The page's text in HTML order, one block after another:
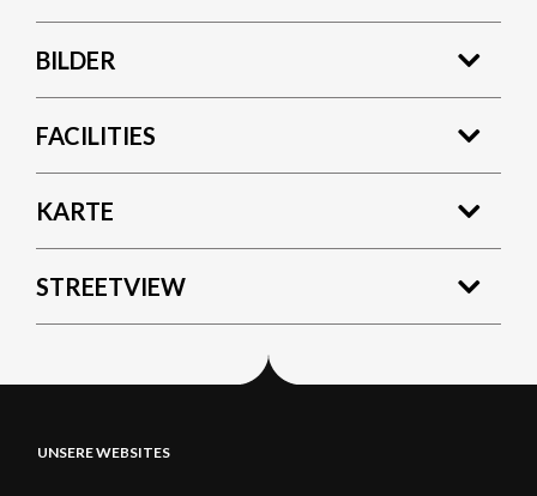
BILDER
FACILITIES
KARTE
STREETVIEW
UNSERE WEBSITES